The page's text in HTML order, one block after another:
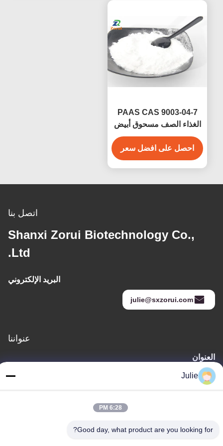
PAAS CAS 9003-04-7
الغذاء الصف مسحوق أبيض
حمض بولي أكريليك
الصوديوم للمشتتات الغذائية
احصل على افضل سعر
اتصل بنا
Shanxi Zorui Biotechnology Co.,
Ltd.
البريد الإلكتروني
julie@sxzorui.com
عنواننا
العنوان
Julie
6:28 PM
Good day, what product are you looking for?